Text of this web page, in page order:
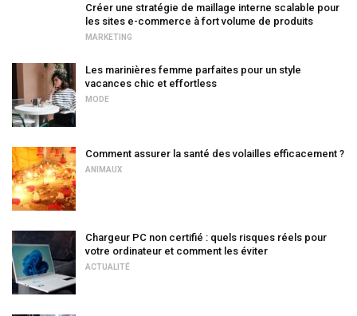
Créer une stratégie de maillage interne scalable pour
les sites e-commerce à fort volume de produits
MARKETING
Les marinières femme parfaites pour un style
vacances chic et effortless
MODE
Comment assurer la santé des volailles efficacement ?
ANIMAUX
Chargeur PC non certifié : quels risques réels pour
votre ordinateur et comment les éviter
ACTUALITÉ